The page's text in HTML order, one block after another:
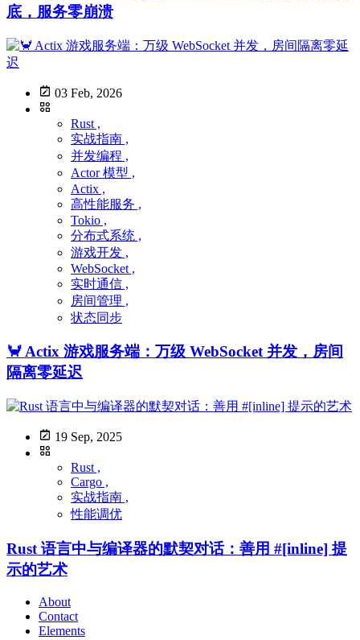
底，服务零崩溃
03 Feb, 2026
Rust ,
实战指南 ,
并发编程 ,
Actor 模型 ,
Actix ,
高性能服务 ,
Tokio ,
分布式系统 ,
游戏开发 ,
WebSocket ,
实时通信 ,
房间管理 ,
状态同步
🦀 Actix 游戏服务端：万级 WebSocket 并发，房间
隔离零延迟
19 Sep, 2025
Rust ,
Cargo ,
实战指南 ,
性能调优
Rust 语言中与编译器的默契对话：善用 #[inline] 提
示的艺术
About
Contact
Elements